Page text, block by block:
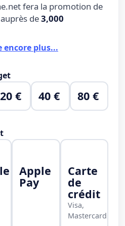
fera la promotion de
de3,000
encore plus...
20 € 40 € 80 €
Apple
Pay
Carte
de
crédit
Visa,
Mastercard